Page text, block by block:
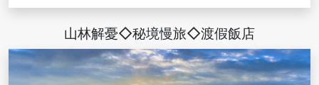
山林解憂◇秘境慢旅◇渡假飯店